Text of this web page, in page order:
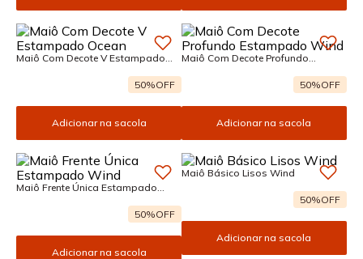
Maiô Com Decote V Estampado
50%OFF
Adicionar na sacola
Maiô Com Decote Profundo
50%OFF
Adicionar na sacola
Maiô Frente Única Estampado
50%OFF
Adicionar na sacola
Maiô Básico Lisos Wind
50%OFF
Adicionar na sacola